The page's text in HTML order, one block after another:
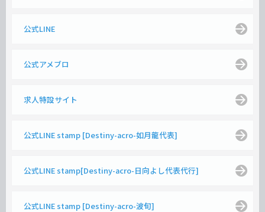
公式LINE
公式アメブロ
求人特設サイト
公式LINE stamp [Destiny-acro-如月龍代表]
公式LINE stamp[Destiny-acro-日向よし代表代行]
公式LINE stamp [Destiny-acro-波旬]